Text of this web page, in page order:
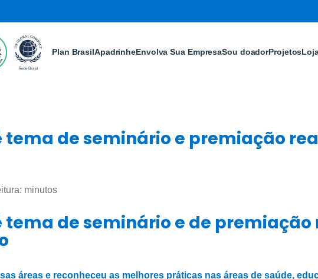
Plan BrasilApadrinheEnvolva Sua EmpresaSou doadorProjetos
de seminário e premiação
minutos
de seminário e de
áreas e reconheceu as melhores práticas nas áreas de saúde,